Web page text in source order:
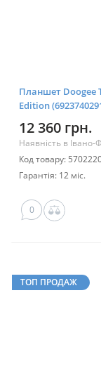
Планшет Doogee
Edition
12 360 грн.
Наявність в Івано-
Код товару:
Гарантія: 12 міс.
0
ТОП ПРОДАЖ